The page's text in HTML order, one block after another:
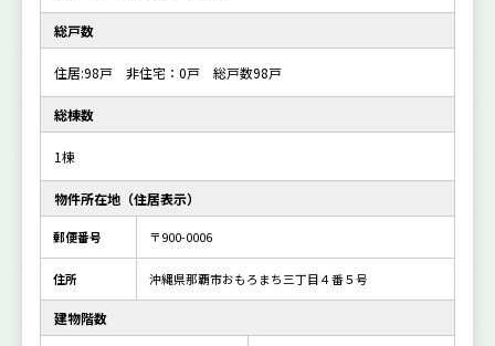
総戸数
住居:98戸 非住宅：0戸 総戸数98戸
総棟数
1棟
物件所在地（住居表示）
郵便番号 〒900-0006
住所 沖縄県那覇市おもろまち三丁目４番５号
建物階数